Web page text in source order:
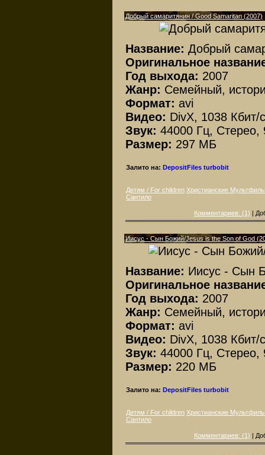
Добрый самаритянин / Good Samaritan (2007)
Название: Добрый
Оригинальное
Год выхода: 2007
Жанр: Семейный,
Формат: avi
Видео: DivX, 1038 Кбит/
Звук: 44000 Гц, Стерео,
Размер: 297 МБ
Залито на: DepositFiles turbobit
Детям / For children Христианские
Сантило
Комментариев: (1) |
Иисус - Сын Божий/Jesus is the Son of God
Название: Иисус - Сын
Оригинальное
Год выхода: 2007
Жанр: Семейный,
Формат: avi
Видео: DivX, 1038 Кбит/
Звук: 44000 Гц, Стерео,
Размер: 220 МБ
Залито на: DepositFiles turbobit
Детям / For children Христианские
Сантило
Комментариев: (1) |